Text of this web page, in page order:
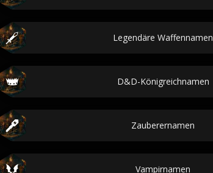
Legendäre Waffennamen
D&D-Königreichnamen
Zauberernamen
Vampirnamen